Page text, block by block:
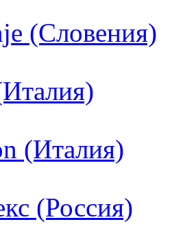
(Словения)
(Италия)
(Россия)